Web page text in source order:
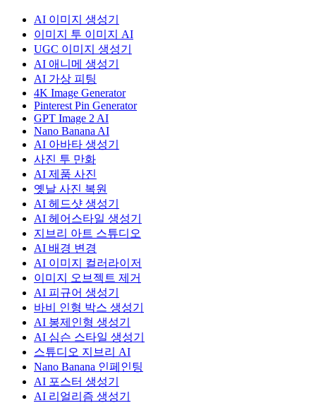
AI 이미지 생성기
이미지 투 이미지 AI
UGC 이미지 생성기
AI 애니메 생성기
AI 가상 피팅
4K Image Generator
Pinterest Pin Generator
GPT Image 2 AI
Nano Banana AI
AI 아바타 생성기
사진 투 만화
AI 제품 사진
옛날 사진 복원
AI 헤드샷 생성기
AI 헤어스타일 생성기
지브리 아트 스튜디오
AI 배경 변경
AI 이미지 컬러라이저
이미지 오브젝트 제거
AI 피규어 생성기
바비 인형 박스 생성기
AI 봉제인형 생성기
AI 심슨 스타일 생성기
스튜디오 지브리 AI
Nano Banana 인페인팅
AI 포스터 생성기
AI 리얼리즘 생성기